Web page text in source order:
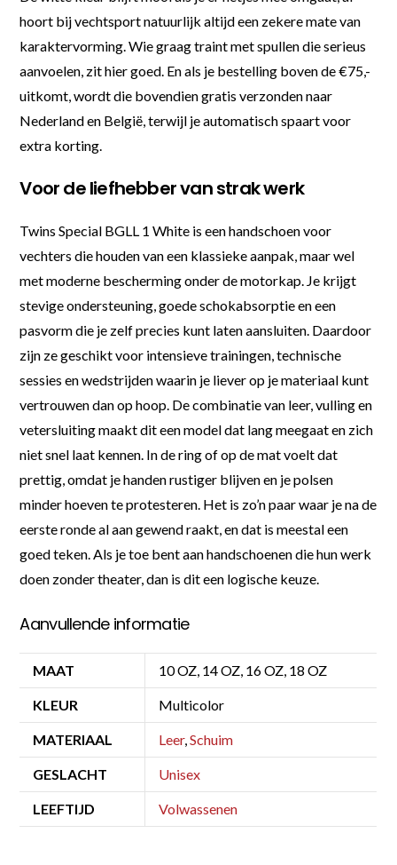
hoort bij vechtsport natuurlijk altijd een zekere mate van
karaktervorming. Wie graag traint met spullen die serieus
aanvoelen, zit hier goed. En als je bestelling boven de €75,-
uitkomt, wordt die bovendien gratis verzonden naar
Nederland en België, terwijl je automatisch spaart voor
extra korting.
Voor de liefhebber van strak werk
Twins Special BGLL 1 White is een handschoen voor
vechters die houden van een klassieke aanpak, maar wel
met moderne bescherming onder de motorkap. Je krijgt
stevige ondersteuning, goede schokabsorptie en een
pasvorm die je zelf precies kunt laten aansluiten. Daardoor
zijn ze geschikt voor intensieve trainingen, technische
sessies en wedstrijden waarin je liever op je materiaal kunt
vertrouwen dan op hoop. De combinatie van leer, vulling en
vetersluiting maakt dit een model dat lang meegaat en zich
niet snel laat kennen. In de ring of op de mat voelt dat
prettig, omdat je handen rustiger blijven en je polsen
minder hoeven te protesteren. Het is zo’n paar waar je na de
eerste ronde al aan gewend raakt, en dat is meestal een
goed teken. Als je toe bent aan handschoenen die hun werk
doen zonder theater, dan is dit een logische keuze.
Aanvullende informatie
MAAT 10 OZ, 14 OZ, 16 OZ, 18 OZ
KLEUR Multicolor
MATERIAAL Leer,Schuim
GESLACHT Unisex
LEEFTIJD Volwassenen